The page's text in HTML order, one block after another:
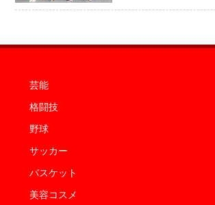
芸能
格闘技
野球
サッカー
バスケット
美容コスメ